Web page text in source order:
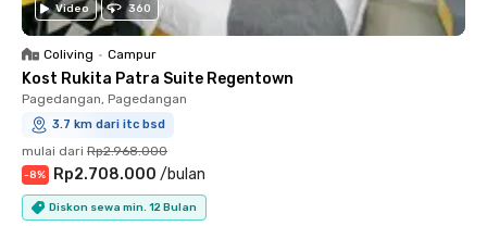
Video 360
Coliving • Campur
Kost Rukita Patra Suite Regentown
Pagedangan, Pagedangan
3.7 km dari itc bsd
mulai dari Rp2.968.000
-8% Rp2.708.000 /bulan
Diskon sewa min. 12 Bulan